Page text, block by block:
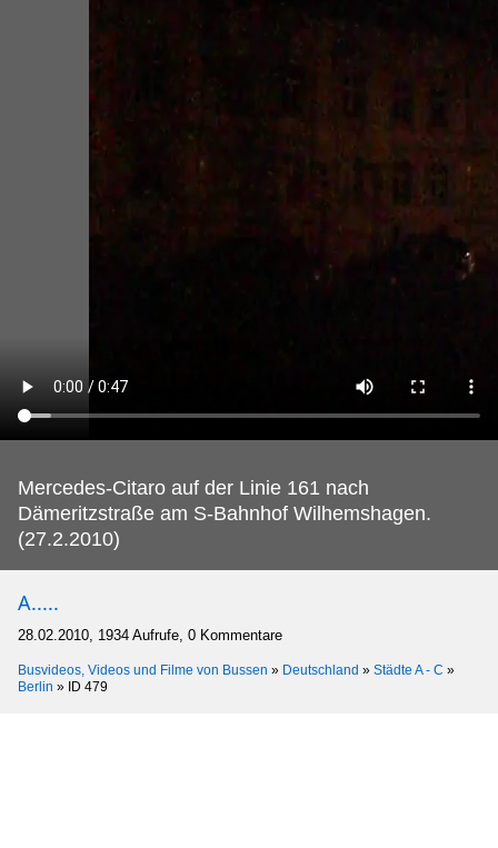
Mercedes-Citaro auf der Linie 161 nach
Dämeritzstraße am S-Bahnhof Wilhemshagen.
(27.2.2010)
A.....
28.02.2010, 1934 Aufrufe, 0 Kommentare
Busvideos, Videos und Filme von Bussen » Deutschland » Städte A - C »
Berlin » ID 479